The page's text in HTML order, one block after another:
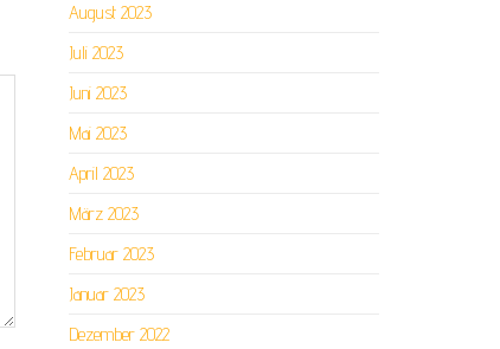
August 2023
Juli 2023
Juni 2023
Mai 2023
April 2023
März 2023
Februar 2023
Januar 2023
Dezember 2022